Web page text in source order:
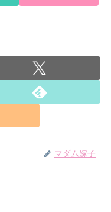
マダム嫁子